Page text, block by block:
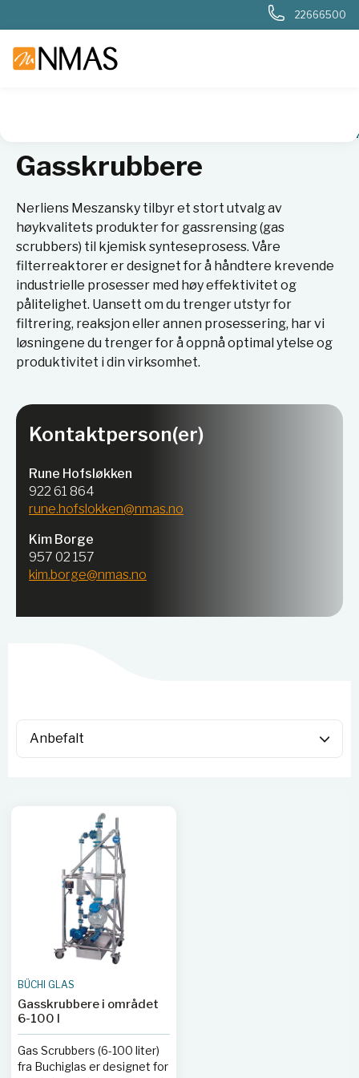
22666500
Gasskrubbere
Nerliens Meszansky tilbyr et stort utvalg av
høykvalitets produkter for gassrensing (gas
scrubbers) til kjemisk synteseprosess. Våre
filterreaktorer er designet for å håndtere krevende
industrielle prosesser med høy effektivitet og
pålitelighet. Uansett om du trenger utstyr for
filtrering, reaksjon eller annen prosessering, har vi
løsningene du trenger for å oppnå optimal ytelse og
produktivitet i din virksomhet.
Kontaktperson(er)
Rune Hofsløkken
922 61 864
rune.hofslokken@nmas.no
Kim Borge
957 02 157
kim.borge@nmas.no
BÜCHI GLAS
Gasskrubbere i området
6-100 l
Gas Scrubbers (6-100 liter)
fra Buchiglas er designet for